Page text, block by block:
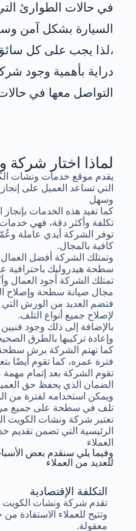
في حالات الطوارئ
السيارة بشكل آمن
،لذا يجب على كل
دراية بأهمية وجود
التواصل معها في
لماذا اختار
يقدم موقع خدمات ونشات
التي تساعد العميل على
وسهل
كما تفيد هذه الخدمات
تكلفة وأكثر دقة، فهي
توفر الشركة أيدي عاملة
كافية بالمجال.
وتمتلك الشركة أفضل العمال
سطحة هيدروليك باحترافية
تمتلك الشركة أجود العمال
مجال صيانة سطحة وإصلاح
فتضم العديد من الورش التي
لإصلاح جميع أنواع التلف.
بالإضافة إلى ذلك وجود
وإعادة تركيبها بالطرق
كما تهتم الشركة برش سطحة
فترة عمره، كما تقوم أيضًا
تقوم الشركة بعد إتمام
الضمان الذي يحفظ حق
ويمكن استخدامه لفترة من
تلف في سطحة على جميع
تعتبر شركة ونشات الكويت
الرئيسية التي تضمن تقديم
العملاء
وفيما يلي سنقدم بعض
للعديد من العملاء
التكلفة الإقتصادية
تقدم شركة ونشات الكويت
وتتيح للعملاء الاستفادة
معقولة.